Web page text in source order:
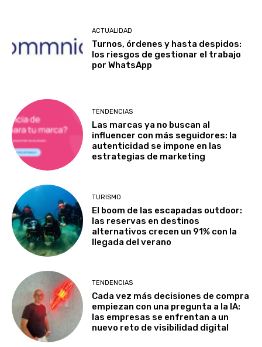
ACTUALIDAD
Turnos, órdenes y hasta despidos:
los riesgos de gestionar el trabajo
por WhatsApp
TENDENCIAS
Las marcas ya no buscan al
influencer con más seguidores: la
autenticidad se impone en las
estrategias de marketing
TURISMO
El boom de las escapadas outdoor:
las reservas en destinos
alternativos crecen un 91% con la
llegada del verano
TENDENCIAS
Cada vez más decisiones de compra
empiezan con una pregunta a la IA:
las empresas se enfrentan a un
nuevo reto de visibilidad digital